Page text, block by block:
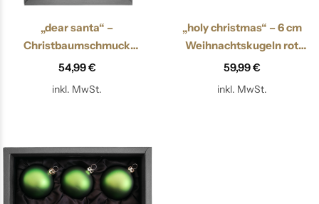
„dear santa“ –
Christbaumschmuck
Weihnachtsmann
54,99€
inkl. MwSt.
„holy christmas“ – 6 cm
Weihnachtskugeln rot
hochglanz
59,99€
inkl. MwSt.